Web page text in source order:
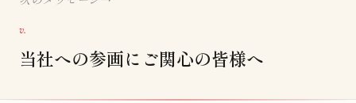
v.
当社への参画にご関心の皆様へ